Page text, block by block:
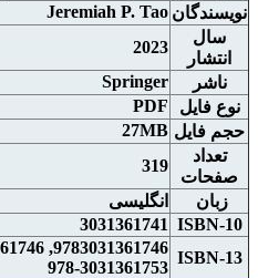
نويسندگان Jeremiah P. Tao
سال
انتشار
2023
ناشر
Springer
نوع فايل
PDF
حجم فايل 27MB
تعداد
صفحات
319
زبان
انگلیسی
ISBN-10
3031361741
ISBN-13
978-3031361753